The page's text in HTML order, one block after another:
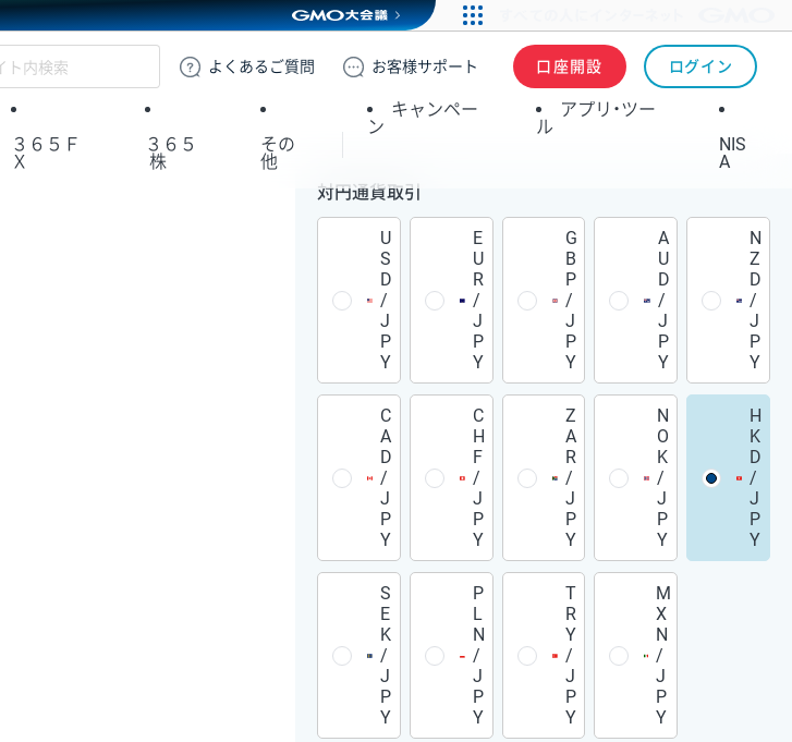
GMOクリック証券
よくある ご質問 お客様サポート 口座開設 ログイン
３６５Ｆ
Ｘ
３６５
株
その
他
キャンペー
ン
アプリ・ツー
ル
NIS
A
対円通貨取引
U
S
D
/
J
P
Y
E
U
R
/
J
P
Y
G
B
P
/
J
P
Y
A
U
D
/
J
P
Y
N
Z
D
/
J
P
Y
C
A
D
/
J
P
Y
C
H
F
/
J
P
Y
Z
A
R
/
J
P
Y
N
O
K
/
J
P
Y
H
K
D
/
J
P
Y
S
E
K
/
J
P
Y
P
L
N
/
J
P
Y
T
R
Y
/
J
P
Y
M
X
N
/
J
P
Y